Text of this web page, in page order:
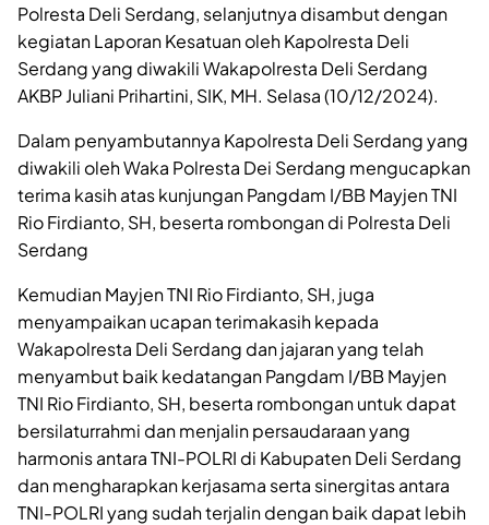
Polresta Deli Serdang, selanjutnya disambut dengan
kegiatan Laporan Kesatuan oleh Kapolresta Deli
Serdang yang diwakili Wakapolresta Deli Serdang
AKBP Juliani Prihartini, SIK, MH. Selasa (10/12/2024).
Dalam penyambutannya Kapolresta Deli Serdang yang
diwakili oleh Waka Polresta Dei Serdang mengucapkan
terima kasih atas kunjungan Pangdam I/BB Mayjen TNI
Rio Firdianto, SH, beserta rombongan di Polresta Deli
Serdang
Kemudian Mayjen TNI Rio Firdianto, SH, juga
menyampaikan ucapan terimakasih kepada
Wakapolresta Deli Serdang dan jajaran yang telah
menyambut baik kedatangan Pangdam I/BB Mayjen
TNI Rio Firdianto, SH, beserta rombongan untuk dapat
bersilaturrahmi dan menjalin persaudaraan yang
harmonis antara TNI-POLRI di Kabupaten Deli Serdang
dan mengharapkan kerjasama serta sinergitas antara
TNI-POLRI yang sudah terjalin dengan baik dapat lebih